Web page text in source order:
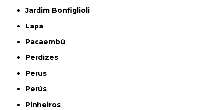
Jardim Bonfiglioli
Lapa
Pacaembú
Perdizes
Perus
Perús
Pinheiros